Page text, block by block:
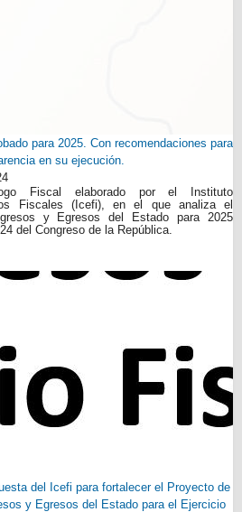
para 2025. Con recomendaciones para
en su ejecución.
Fiscal elaborado por el Instituto
Fiscales (Icefi), en el que analiza el
y Egresos del Estado para 2025
del Congreso de la República.
del Icefi para fortalecer el Proyecto de
y Egresos del Estado para el Ejercicio